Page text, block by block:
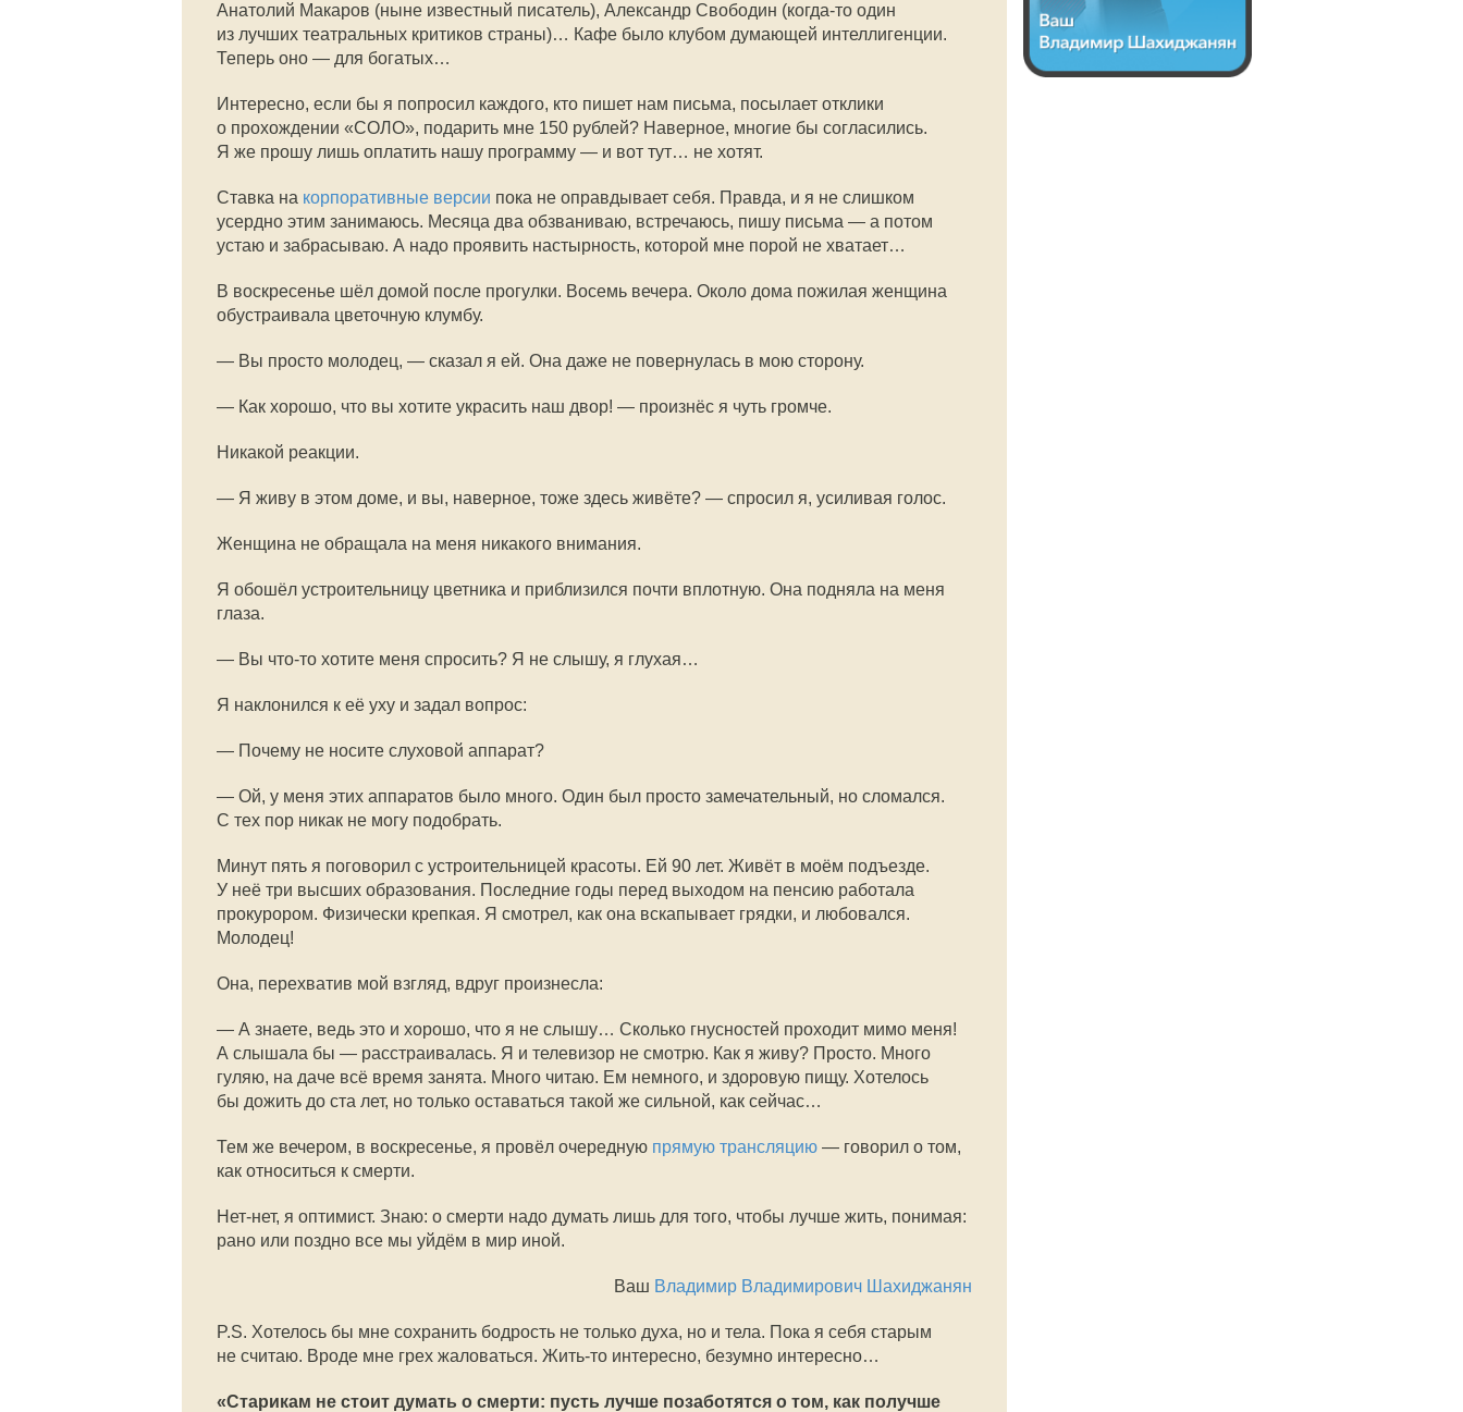
Анатолий Макаров (ныне известный писатель), Александр Свободин (когда-то один
из лучших театральных критиков страны)… Кафе было клубом думающей интеллигенции.
Теперь оно — для богатых…
Интересно, если бы я попросил каждого, кто пишет нам письма, посылает отклики
о прохождении «СОЛО», подарить мне 150 рублей? Наверное, многие бы согласились.
Я же прошу лишь оплатить нашу программу — и вот тут… не хотят.
Ставка на корпоративные версии пока не оправдывает себя. Правда, и я не слишком
усердно этим занимаюсь. Месяца два обзваниваю, встречаюсь, пишу письма — а потом
устаю и забрасываю. А надо проявить настырность, которой мне порой не хватает…
В воскресенье шёл домой после прогулки. Восемь вечера. Около дома пожилая женщина
обустраивала цветочную клумбу.
— Вы просто молодец, — сказал я ей. Она даже не повернулась в мою сторону.
— Как хорошо, что вы хотите украсить наш двор! — произнёс я чуть громче.
Никакой реакции.
— Я живу в этом доме, и вы, наверное, тоже здесь живёте? — спросил я, усиливая голос.
Женщина не обращала на меня никакого внимания.
Я обошёл устроительницу цветника и приблизился почти вплотную. Она подняла на меня
глаза.
— Вы что-то хотите меня спросить? Я не слышу, я глухая…
Я наклонился к её уху и задал вопрос:
— Почему не носите слуховой аппарат?
— Ой, у меня этих аппаратов было много. Один был просто замечательный, но сломался.
С тех пор никак не могу подобрать.
Минут пять я поговорил с устроительницей красоты. Ей 90 лет. Живёт в моём подъезде.
У неё три высших образования. Последние годы перед выходом на пенсию работала
прокурором. Физически крепкая. Я смотрел, как она вскапывает грядки, и любовался.
Молодец!
Она, перехватив мой взгляд, вдруг произнесла:
— А знаете, ведь это и хорошо, что я не слышу… Сколько гнусностей проходит мимо меня!
А слышала бы — расстраивалась. Я и телевизор не смотрю. Как я живу? Просто. Много
гуляю, на даче всё время занята. Много читаю. Ем немного, и здоровую пищу. Хотелось
бы дожить до ста лет, но только оставаться такой же сильной, как сейчас…
Тем же вечером, в воскресенье, я провёл очередную прямую трансляцию — говорил о том,
как относиться к смерти.
Нет-нет, я оптимист. Знаю: о смерти надо думать лишь для того, чтобы лучше жить, понимая:
рано или поздно все мы уйдём в мир иной.
Ваш Владимир Владимирович Шахиджанян
P.S. Хотелось бы мне сохранить бодрость не только духа, но и тела. Пока я себя старым
не считаю. Вроде мне грех жаловаться. Жить-то интересно, безумно интересно…
«Старикам не стоит думать о смерти: пусть лучше позаботятся о том, как получше